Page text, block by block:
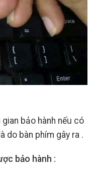
bảo hành nếu có
do bàn phím gây ra .
bảo hành :